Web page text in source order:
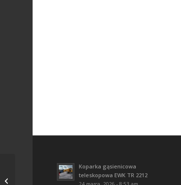
Koparka gąsienicowa
teleskopowa EWK TR 2212
Potwierdzenie subskrypcji